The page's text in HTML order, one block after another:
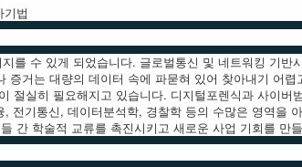
법
를 수 있게 되었습니다. 글로벌통신 및 네트워킹 기반
거는 대량의 데이터 속에 파묻혀 있어 찾아내기 어
절실히 필요해지고 있습니다. 디지털포렌식과 사이버
전기통신, 데이터분석학, 경찰학 등의 수많은 영역을
간 학술적 교류를 촉진시키고 새로운 사업 기회를 만